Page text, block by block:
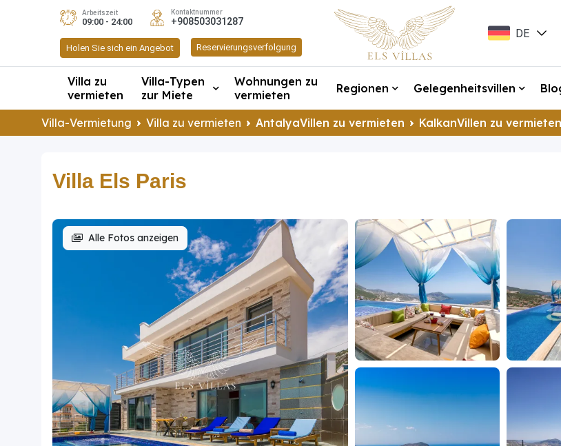
Arbeitszeit
09:00 - 24:00
Kontaktnummer
+908503031287
Holen Sie sich ein Angebot Reservierungsverfolgung
DE
TR
Villa zu
vermieten
Villa-Typen
zur Miete
Wohnungen zu
vermieten
Regionen Gelegenheitsvillen
Villa-Vermietung Villa zu vermieten AntalyaVillen zu vermieten KalkanVillen zu vermieten
Villa Els Paris
Alle Fotos anzeigen